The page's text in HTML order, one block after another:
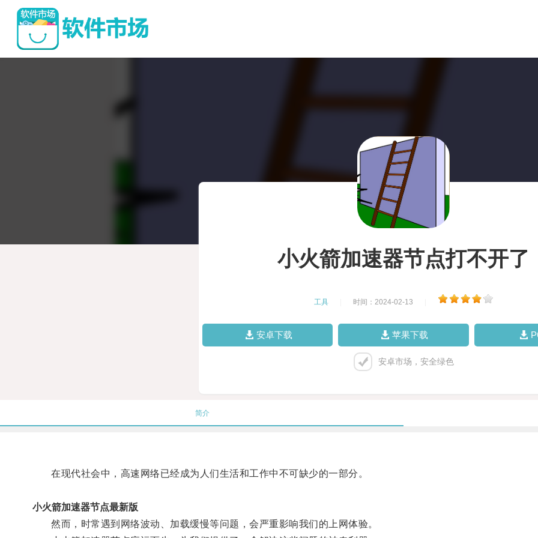
小火箭加速器节点打不开了
工具 时间：2024-02-13
安卓下载 苹果下载
安卓市场，安全绿色
简介
在现代社会中，高速网络已经成为人们生活和工作中不可缺少的一部分。
小火箭加速器节点最新版
然而，时常遇到网络波动、加载缓慢等问题，会严重影响我们的上网体验。